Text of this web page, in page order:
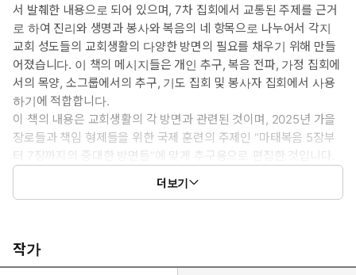
서 발췌한 내용으로 되어 있으며, 7차 집회에서 교통된 주제를 근거
로 하여 진리와 생명과 봉사와 복음의 네 항목으로 나누어서 각지
교회 성도들의 교회생활의 다양한 방면의 필요를 채우기 위해 만들
어졌습니다. 이 책의 메시지들은 개인 추구, 복음 전파, 가정 집회에
서의 목양, 소그룹에서의 추구, 기도 집회 및 봉사자 집회에서 사용
하기에 적합합니다.
이 책의 내용은 교회생활의 각 방면과 관련된 것이며, 2025년 가을
장로들과 책임 형제들을 위한 국제 훈련의 주제인 “마태복음 5장부
터 7장까지의 중대한 방면들”에 맞게 추구용으로 편집한 것입니다.
양식의 각 메시지와 관련된 다이제스트 부분을 ‘대조표’(9쪽)에 따
라 참고하여 추구함으로, 각 메시지의 부담 안으로 더 깊고 풍성
들과, 한국복음서원에서 발행한 찬송가 및 〈내 마음의 노래〉 증
보판에 실린 찬송들을 소개한 것입니다.
더보기
작가